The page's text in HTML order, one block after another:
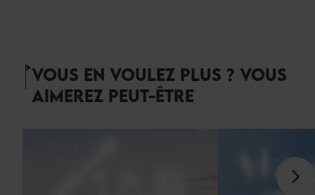
VOUS EN VOULEZ PLUS ? VOUS
AIMEREZ PEUT-ÊTRE